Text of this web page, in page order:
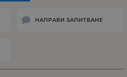
НАПРАВИ ЗАПИТВАНЕ